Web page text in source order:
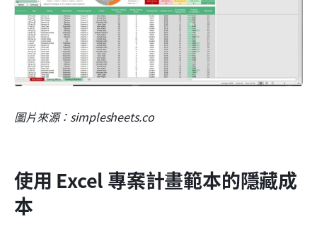
圖片來源：simplesheets.co
使用 Excel 專案計畫範本的隱藏成
本